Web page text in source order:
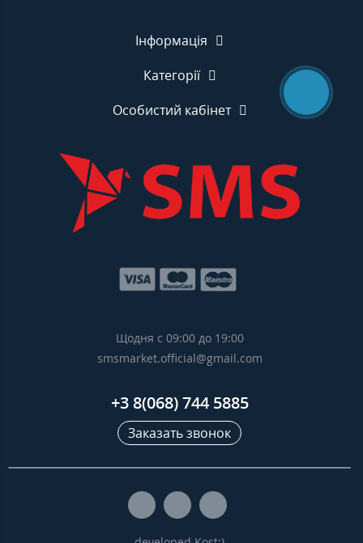
Інформація
Категорії
Особистий кабінет
Щодня с 09:00 до 19:00
smsmarket.official@gmail.com
+3 8(068) 744 5885
Заказать звонок